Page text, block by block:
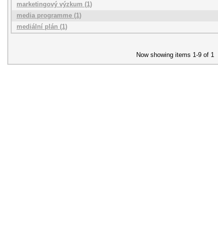
marketingový výzkum (1)
media programme (1)
mediální plán (1)
Now showing items 1-9 of 1